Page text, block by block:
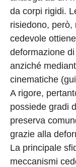
da corpi rigidi.
risiedono, però,
cedevole
deformazione
anziché
cinematiche
A rigore,
possiede gradi
preserva
grazie alla
La principale
meccanismi